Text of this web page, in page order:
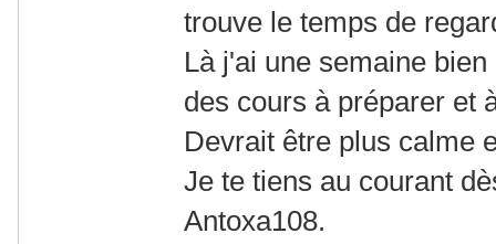
trouve le temps de
Là j'ai une semaine
des cours à préparer et
Devrait être plus calme
Je te tiens au courant
Antoxa108.